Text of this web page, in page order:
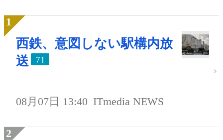
西鉄、意図しない駅構内放
送
71
08月07日 13:40 ITmedia NEWS